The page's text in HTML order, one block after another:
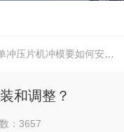
压片机冲模要如何安装和调整？
和调整？
：3657